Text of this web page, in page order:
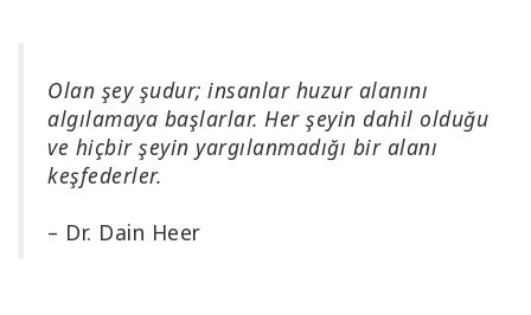
Olan şey şudur; insanlar huzur alanını
algılamaya başlarlar. Her şeyin dahil olduğu
ve hiçbir şeyin yargılanmadığı bir alanı
keşfederler.
– Dr. Dain Heer